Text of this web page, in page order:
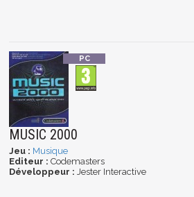
MUSIC 2000
Jeu : Musique
Editeur : Codemasters
Développeur : Jester Interactive